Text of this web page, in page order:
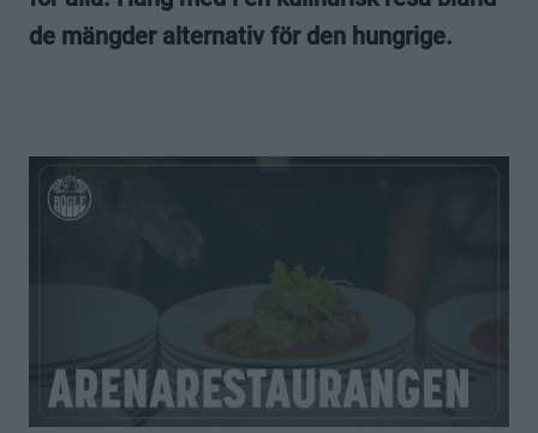
de mängder alternativ för den hungrige.